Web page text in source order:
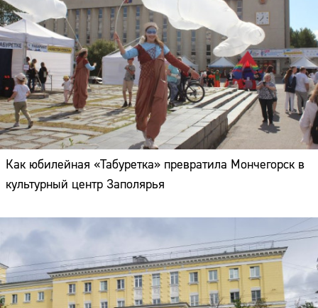
Как юбилейная «Табуретка» превратила Мончегорск в
культурный центр Заполярья